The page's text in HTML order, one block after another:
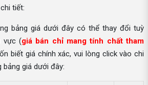
tiết:
bảng giá dưới đây có thể thay đổi tuỳ
vực (giá bán chỉ mang tính chất tham
biết giá chính xác, vui lòng click vào chi
giá dưới đây: